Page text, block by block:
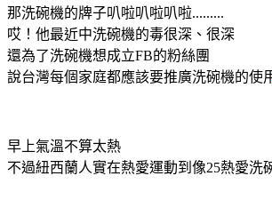
那洗碗機的牌子叭啦叭啦叭啦.........
哎！他最近中洗碗機的毒很深、很深
還為了洗碗機想成立FB的粉絲團
說台灣每個家庭都應該要推廣洗碗機的使
早上氣溫不算太熱
不過紐西蘭人實在熱愛運動到像25熱愛洗